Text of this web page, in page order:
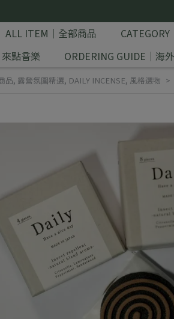
ALL ITEM｜全部商品
點音樂
ORDERING GUIDE｜海
品, 露營氛圍精選, DAILY INCENSE, 風格選物